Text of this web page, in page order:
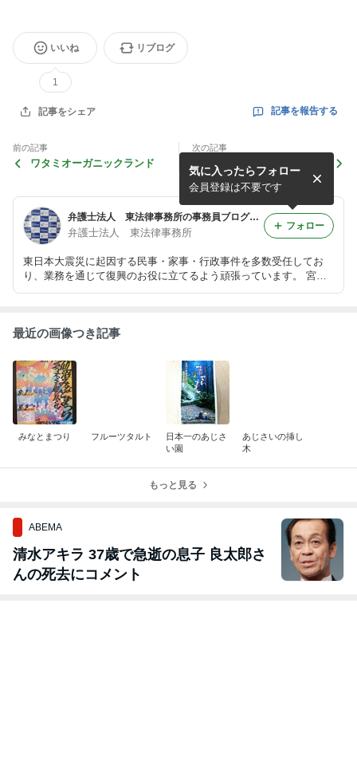
いいね
1
リブログ
記事をシェア 記事を報告する
前の記事
ワタミオーガニックランド
次の記事
弁護士法人 東法律事務所の事務員ブログ＠気仙沼
弁護士法人 東法律事務所
東日本大震災に起因する民事・家事・行政事件を多数受任してお
り、業務を通じて復興のお役に立てるよう頑張っています。 宮城
気に入ったらフォロー
会員登録は不要です
フォロー
最近の画像つき記事
みなとまつり フルーツタルト
日本一のあじさ
い園
あじさいの挿し
木
もっと見る
ABEMA
清水アキラ 37歳で急逝の息子 良太郎さ
んの死去にコメント